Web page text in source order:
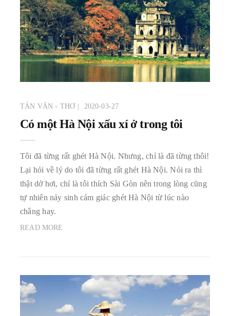
TẢN VĂN - THƠ 2020-03-27
Có một Hà Nội xấu xí ở trong tôi
Tôi đã từng rất ghét Hà Nội. Nhưng, chỉ là đã từng thôi!
Lại hỏi về lý do tôi đã từng rất ghét Hà Nội. Nói ra thì
thật dở hơi, chỉ là tôi thích Sài Gòn nên trong lòng cũng
tự nhiên nảy sinh cảm giác ghét Hà Nội từ lúc nào
chẳng hay.
READ MORE